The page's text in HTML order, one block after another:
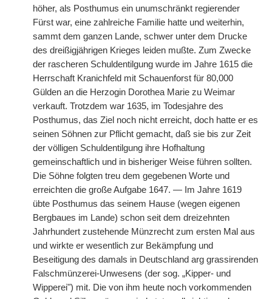
höher, als Posthumus ein unumschränkt regierender
Fürst war, eine zahlreiche Familie hatte und weiterhin,
sammt dem ganzen Lande, schwer unter dem Drucke
des dreißigjährigen Krieges leiden mußte. Zum Zwecke
der rascheren Schuldentilgung wurde im Jahre 1615 die
Herrschaft Kranichfeld mit Schauenforst für 80,000
Gülden an die Herzogin Dorothea Marie zu Weimar
verkauft. Trotzdem war 1635, im Todesjahre des
Posthumus, das Ziel noch nicht erreicht, doch hatte er es
seinen Söhnen zur Pflicht gemacht, daß sie bis zur Zeit
der völligen Schuldentilgung ihre Hofhaltung
gemeinschaftlich und in bisheriger Weise führen sollten.
Die Söhne folgten treu dem gegebenen Worte und
erreichten die große Aufgabe 1647. — Im Jahre 1619
übte Posthumus das seinem Hause (wegen eigenen
Bergbaues im Lande) schon seit dem dreizehnten
Jahrhundert zustehende Münzrecht zum ersten Mal aus
und wirkte er wesentlich zur Bekämpfung und
Beseitigung des damals in Deutschland arg grassirenden
Falschmünzerei-Unwesens (der sog. „Kipper- und
Wipperei") mit. Die von ihm heute noch vorkommenden